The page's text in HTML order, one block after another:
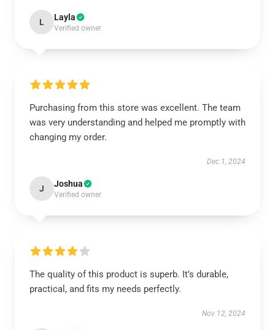
L Layla
Verified owner
Purchasing from this store was excellent. The team
was very understanding and helped me promptly with
changing my order.
Dec 1, 2024
J Joshua
Verified owner
The quality of this product is superb. It’s durable,
practical, and fits my needs perfectly.
Nov 12, 2024